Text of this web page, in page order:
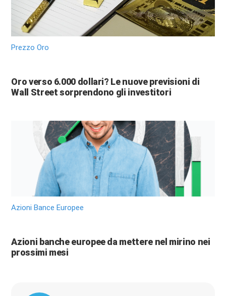
Prezzo Oro
Oro verso 6.000 dollari? Le nuove previsioni di
Wall Street sorprendono gli investitori
Azioni Bance Europee
Azioni banche europee da mettere nel mirino nei
prossimi mesi